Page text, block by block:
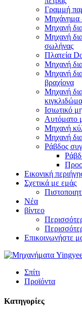
Γραμμή
Μηχάνημα
Μηχανή
Μηχανή
σωλήνας
Πλατεία
Μηχανή
Μηχανή
βραχίονα
Μηχανή
Ισιωτικό
Αυτόματο
Μηχανή
Μηχανή
Ράβδος
Εικονική
Σχετικά με εμάς
Νέα
βίντεο
Επικοινωνήστε
Σπίτι
Προϊόντα
Κατηγορίες